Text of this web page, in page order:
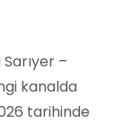
–
kanalda
tarihinde